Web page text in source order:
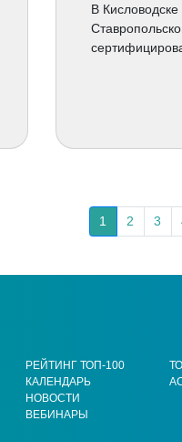
В
1 2 3
РЕЙТИНГ ТОП-100
КАЛЕНДАРЬ
НОВОСТИ
ВЕБИНАРЫ